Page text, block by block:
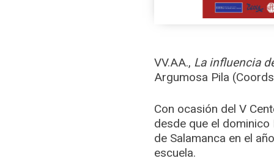
VV.AA., La influencia
Argumosa Pila
Con ocasión del V
desde que el
de Salamanca en el
escuela.